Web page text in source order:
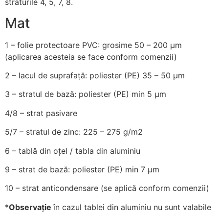
straturile 4, 5, 7, 8.
Mat
1 – folie protectoare PVC: grosime 50 – 200 µm
(aplicarea acesteia se face conform comenzii)
2 – lacul de suprafață: poliester (PE) 35 – 50 µm
3 – stratul de bază: poliester (PE) min 5 µm
4/8 – strat pasivare
5/7 – stratul de zinc: 225 – 275 g/m2
6 – tablă din oțel / tabla din aluminiu
9 – strat de bază: poliester (PE) min 7 µm
10 – strat anticondensare (se aplică conform comenzii)
*Observațieîn cazul tablei din aluminiu nu sunt valabile